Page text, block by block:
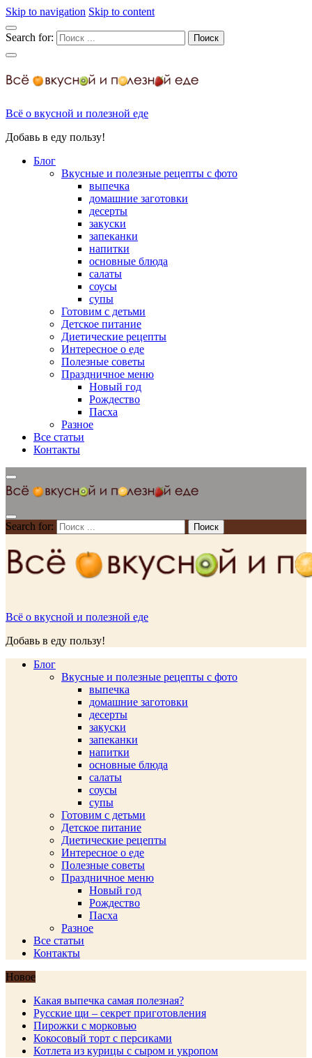
Skip to navigation Skip to content
Search for:
Всё о вкусной и полезной еде
Добавь в еду пользу!
Блог
Вкусные и полезные рецепты с фото
выпечка
домашние заготовки
десерты
закуски
запеканки
напитки
основные блюда
салаты
соусы
супы
Готовим с детьми
Детское питание
Диетические рецепты
Интересное о еде
Полезные советы
Праздничное меню
Новый год
Рождество
Пасха
Разное
Все статьи
Контакты
Search for:
Всё о вкусной и полезной еде
Добавь в еду пользу!
Блог
Вкусные и полезные рецепты с фото
выпечка
домашние заготовки
десерты
закуски
запеканки
напитки
основные блюда
салаты
соусы
супы
Готовим с детьми
Детское питание
Диетические рецепты
Интересное о еде
Полезные советы
Праздничное меню
Новый год
Рождество
Пасха
Разное
Все статьи
Контакты
Новое
Какая выпечка самая полезная?
Русские щи – секрет приготовления
Пирожки с морковью
Кокосовый торт с персиками
Котлета из курицы с сыром и укропом